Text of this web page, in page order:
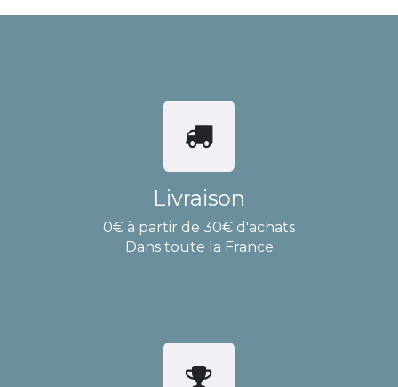
Livraison
0€ à partir de 30€ d'achats
Dans toute la France